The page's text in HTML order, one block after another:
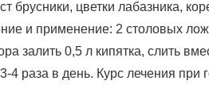
брусники, цветки лабазника,
и применение: 2 столовых
залить 0,5 л кипятка, слить
4 раза в день. Курс лечения при